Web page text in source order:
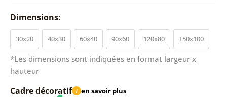
Dimensions:
30x20 40x30 60x40 90x60 120x80 150x100
*Les dimensions sont indiquées en format largeur x
hauteur
Cadre décoratif i en savoir plus